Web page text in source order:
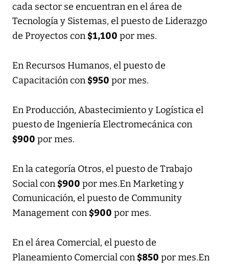
cada sector se encuentran en el área de
Tecnología y Sistemas, el puesto de Liderazgo
de Proyectos con $1,100 por mes.
En Recursos Humanos, el puesto de
Capacitación con $950 por mes.
En Producción, Abastecimiento y Logística el
puesto de Ingeniería Electromecánica con
$900 por mes.
En la categoría Otros, el puesto de Trabajo
Social con $900 por mes.En Marketing y
Comunicación, el puesto de Community
Management con $900 por mes.
En el área Comercial, el puesto de
Planeamiento Comercial con $850 por mes.En